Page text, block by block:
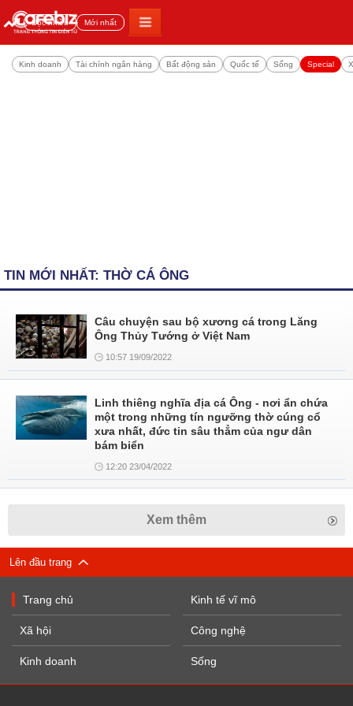
Đọc nhiều Mới nhất
Kinh doanh Tài chính ngân hàng Bất động sản Quốc tế Sống Special
TIN MỚI NHẤT: THỜ CÁ ÔNG
Câu chuyện sau bộ xương cá trong Lăng
Ông Thủy Tướng ở Việt Nam
10:57 19/09/2022
Linh thiêng nghĩa địa cá Ông - nơi ẩn chứa
một trong những tín ngưỡng thờ cúng cổ
xưa nhất, đức tin sâu thẳm của ngư dân
bám biển
12:20 23/04/2022
Xem thêm
Lên đầu trang
Trang chủ
Xã hội
Kinh doanh
Kinh tế vĩ mô
Công nghệ
Sống